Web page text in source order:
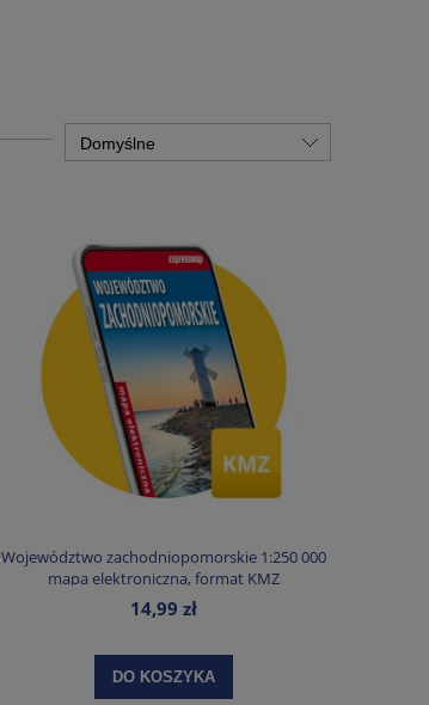
Województwo zachodniopomorskie 1:250 000
mapa elektroniczna, format KMZ
14,99 zł
DO KOSZYKA